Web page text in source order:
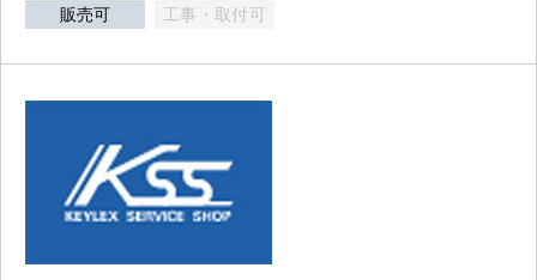
販売可 工事・取付可